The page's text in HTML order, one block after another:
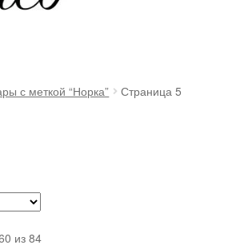
с меткой “Норка” Страница 5
из 84